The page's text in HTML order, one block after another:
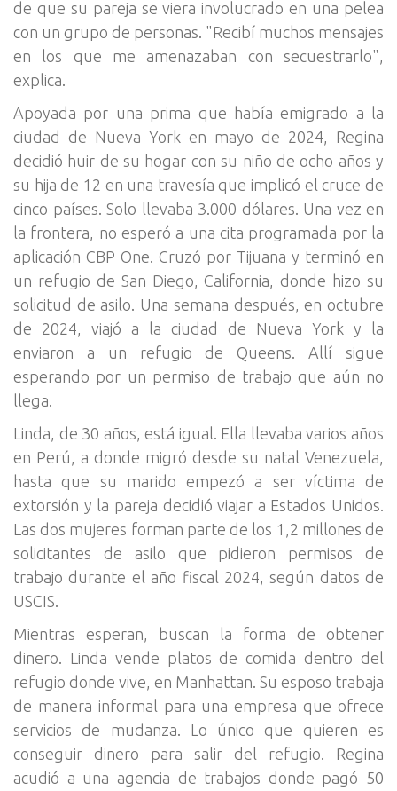
de que su pareja se viera involucrado en una pelea
con un grupo de personas. "Recibí muchos mensajes
en los que me amenazaban con secuestrarlo",
explica.
Apoyada por una prima que había emigrado a la
ciudad de Nueva York en mayo de 2024, Regina
decidió huir de su hogar con su niño de ocho años y
su hija de 12 en una travesía que implicó el cruce de
cinco países. Solo llevaba 3.000 dólares. Una vez en
la frontera, no esperó a una cita programada por la
aplicación CBP One. Cruzó por Tijuana y terminó en
un refugio de San Diego, California, donde hizo su
solicitud de asilo. Una semana después, en octubre
de 2024, viajó a la ciudad de Nueva York y la
enviaron a un refugio de Queens. Allí sigue
esperando por un permiso de trabajo que aún no
llega.
Linda, de 30 años, está igual. Ella llevaba varios años
en Perú, a donde migró desde su natal Venezuela,
hasta que su marido empezó a ser víctima de
extorsión y la pareja decidió viajar a Estados Unidos.
Las dos mujeres forman parte de los 1,2 millones de
solicitantes de asilo que pidieron permisos de
trabajo durante el año fiscal 2024, según datos de
USCIS.
Mientras esperan, buscan la forma de obtener
dinero. Linda vende platos de comida dentro del
refugio donde vive, en Manhattan. Su esposo trabaja
de manera informal para una empresa que ofrece
servicios de mudanza. Lo único que quieren es
conseguir dinero para salir del refugio. Regina
acudió a una agencia de trabajos donde pagó 50